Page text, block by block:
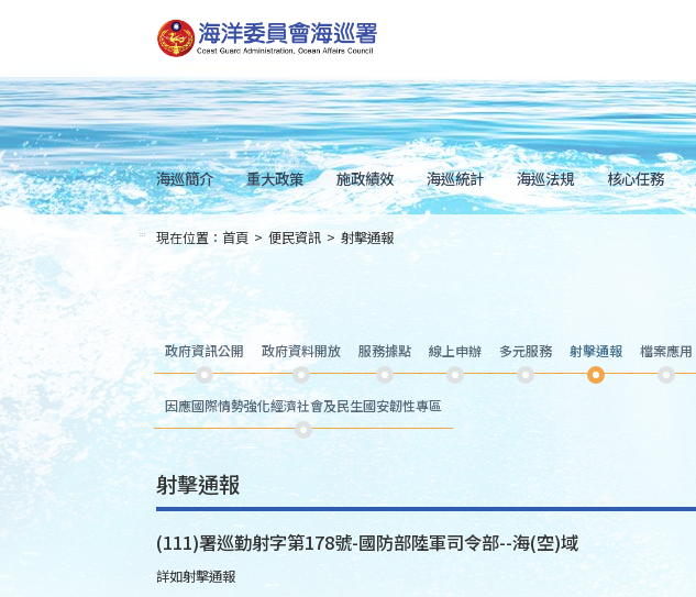
到
主
內
容
Skip
to
main
content
海巡簡介 重大政策 施政績效 海巡統計 海巡法規 核心任務
::: 現在位置： 首頁 > 便民資訊 > 射擊通報
政府資訊公開 政府資料開放 服務據點 線上申辦 多元服務 射擊通報 檔案應用
因應國際情勢強化經濟社會及民生國安韌性專區
射擊通報
(111)署巡勤射字第178號-國防部陸軍司令部--海(空)域
詳如射擊通報